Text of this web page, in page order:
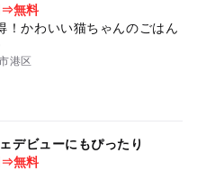
⇒無料
！かわいい猫ちゃんのごはん
港区
デビューにもぴったり
⇒無料